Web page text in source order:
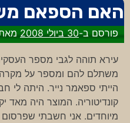
האם הספאם
פורסם ב-30 ביולי 2008
עירא תוהה לגבי מספר
משתלם להם ומספר על מקרה
הייתי ספאמר נייר. היתה
קונדיטוריה. המוצר היה מאד
מיוחדים. אני חשבתי שפרסום